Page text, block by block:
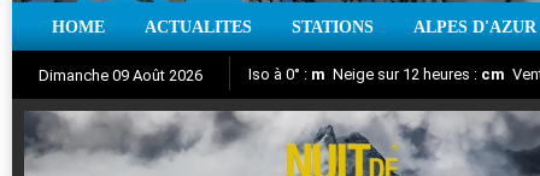
HOME ACTUALITES STATIONS ALPES D'AZUR
Dimanche 09 Août 2026 Iso à 0° : m Neige sur 12 heures : cm
Nuit de la Glisse 2018